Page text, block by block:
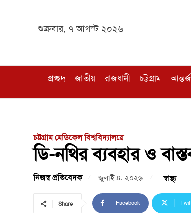
শুক্রবার, ৭ আগস্ট ২০২৬
প্রচ্ছদ জাতীয় রাজধানী চট্টগ্রাম
চট্টগ্রাম মেডিকেল বিশ্ববিদ্যালয়ে
ডি-নথির ব্যবহার ও
নিজস্ব প্রতিবেদক জুলাই ৪, ২০২৬ স্বাস্থ্য
Share Facebook